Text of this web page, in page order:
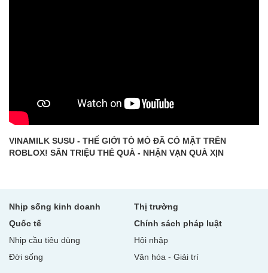
VINAMILK SUSU - THẾ GIỚI TÒ MÒ ĐÃ CÓ MẶT TRÊN
ROBLOX! SĂN TRIỆU THẺ QUÀ - NHẬN VẠN QUÀ XỊN
Nhịp sống kinh doanh
Thị trường
Quốc tế
Chính sách pháp luật
Nhịp cầu tiêu dùng
Hội nhập
Đời sống
Văn hóa - Giải trí